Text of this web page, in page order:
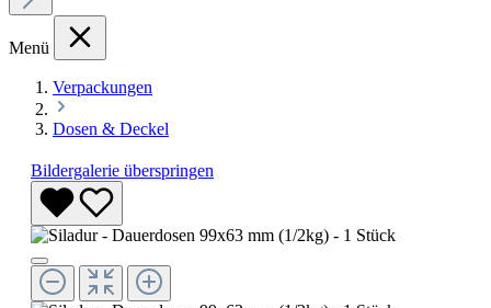
Menü
Verpackungen
Dosen & Deckel
Bildergalerie überspringen